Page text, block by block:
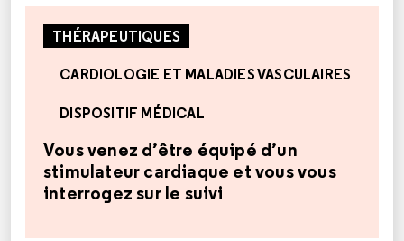
THÉRAPEUTIQUES
CARDIOLOGIE ET MALADIES VASCULAIRES
DISPOSITIF MÉDICAL
Vous venez d’être équipé d’un
stimulateur cardiaque et vous vous
interrogez sur le suivi